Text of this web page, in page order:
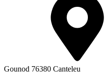
Gounod 76380 Canteleu